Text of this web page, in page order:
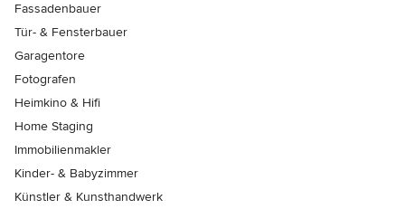
Fassadenbauer
Tür- & Fensterbauer
Garagentore
Fotografen
Heimkino & Hifi
Home Staging
Immobilienmakler
Kinder- & Babyzimmer
Künstler & Kunsthandwerk